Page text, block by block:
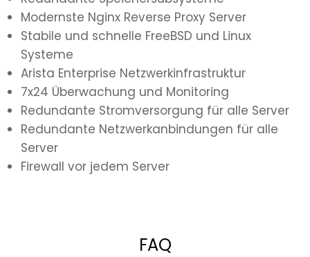
Modernste Nginx Reverse Proxy Server
Stabile und schnelle FreeBSD und Linux
Systeme
Arista Enterprise Netzwerkinfrastruktur
7x24 Überwachung und Monitoring
Redundante Stromversorgung für alle Server
Redundante Netzwerkanbindungen für alle
Server
Firewall vor jedem Server
FAQ